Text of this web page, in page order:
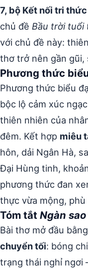
7, bộ Kết nối tri
chủ đề Bầu trời tuổi
với chủ đề này:
thơ trở nên gần gũi,
Phương thức
Phương thức biểu
bộc lộ cảm xúc
thiên nhiên của
đêm. Kết hợp miêu
hôn, dải Ngân Hà,
Đại Hùng tinh,
phương thức đan
thực vừa mộng,
Tóm tắt Ngàn
Bài thơ mở đầu
chuyển tối: bóng
trạng thái nghỉ ngơi